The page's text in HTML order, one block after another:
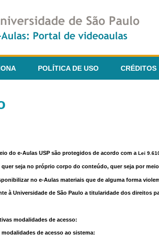
POLÍTICA DE USO CRÉDITOS
do e-Aulas USP são protegidos de acordo com a Lei
seja no próprio corpo do conteúdo, quer seja por
no e-Aulas materiais que de alguma forma
à Universidade de São Paulo a titularidade dos
modalidades de acesso:
de acesso ao sistema: